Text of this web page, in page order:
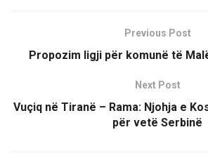
Previous Post
Propozim ligji për komunë të
Next Post
Vuçiq në Tiranë – Rama: Njohja e
për vetë Serbinë